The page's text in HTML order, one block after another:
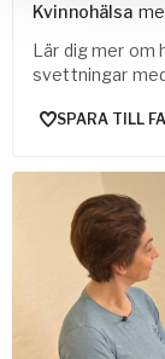
Kvinnohälsa
Lär dig mer om
svettningar
SPARA TILL